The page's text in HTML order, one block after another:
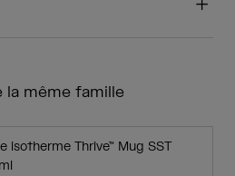
même famille
isotherme Thrive™ Mug SST